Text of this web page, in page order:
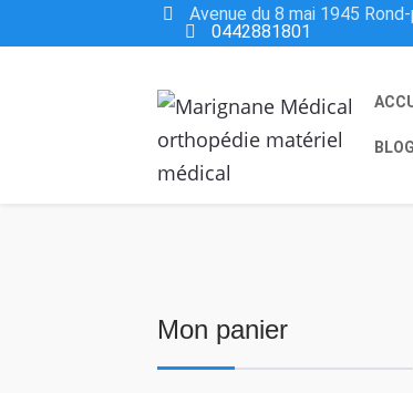
Avenue du 8 mai 1945
0442881801
BLOG
Mon panier